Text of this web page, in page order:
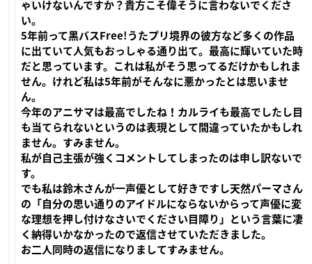
ゃいけないんですか？貴方こそ偉そうに言わないでくださ
い。
5年前って黒バスFree!うたプリ境界の彼方など多くの作品
に出ていて人気もおっしゃる通り出て。最高に輝いていた時
だと思っています。これは私がそう思ってるだけかもしれま
せん。けれど私は5年前がそんなに悪かったとは思いませ
ん。
今年のアニサマは最高でしたね！カルライも最高でしたし目
も当てられないというのは表現として間違っていたかもしれ
ません。すみません。
私が自己主張が強くコメントしてしまったのは申し訳ないで
す。
でも私は鈴木さんが一声優として好きですし天然パーマさん
の「自分の思い通りのアイドルにならないからって声優に変
な理想を押し付けなさいでください目障り」という言葉に凄
く納得いかなかったので返信させていただきました。
お二人同時の返信になりましてすみません。